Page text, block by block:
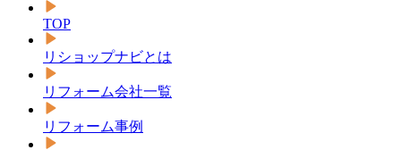
TOP
リショップナビとは
リフォーム会社一覧
リフォーム事例